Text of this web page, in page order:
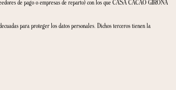
para responder a reclamaciones de clientes o de las